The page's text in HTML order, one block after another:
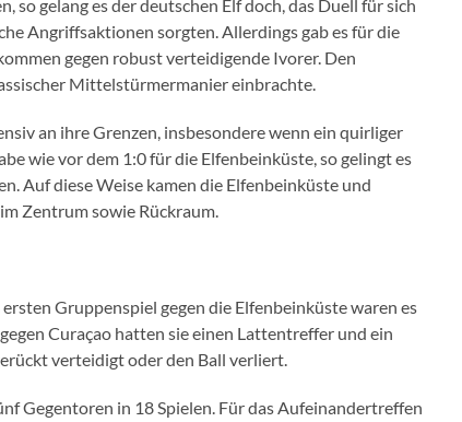
gelang es der deutschen Elf doch, das Duell für sich
Angriffsaktionen sorgten. Allerdings gab es für die
gegen robust verteidigende Ivorer. Den
Mittelstürmermanier einbrachte.
an ihre Grenzen, insbesondere wenn ein quirliger
wie vor dem 1:0 für die Elfenbeinküste, so gelingt es
Auf diese Weise kamen die Elfenbeinküste und
Zentrum sowie Rückraum.
Gruppenspiel gegen die Elfenbeinküste waren es
Curaçao hatten sie einen Lattentreffer und ein
verteidigt oder den Ball verliert.
Gegentoren in 18 Spielen. Für das Aufeinandertreffen